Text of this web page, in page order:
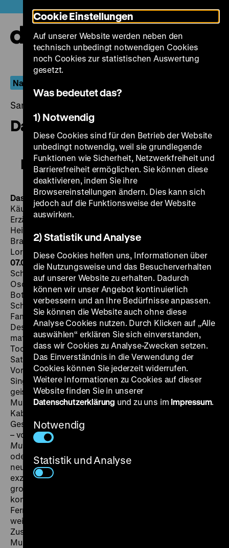
zum
Seiteninhalt
springen
Nachschlag Helmut Käutner
Samstag, 07. Juli 2018, 19.00 - 00.00 Uhr
Das Gespenst von Canterville
Das Gespenst von Canterville
Das Gespenst von CantervilleBRD 1964, R: Helmut
Käutner, B: Heinrich Sutermeister nach Oscar Wildes
ErzählungThe Canterville Ghost,
Heinrich Sutermeister, D: Barry McDaniel, Charles
Brauer, Benno Hoffmann, Lisa Otto, Doris Herbert,
Loren Driscoll, Helmut Käutner, 59‘· Digital SD SA
07.07. um 19 Uhr
Eine preisgekrönte TV-Oper des
Schweizer Komponisten Heinrich Sutermeister nach
Oscar Wildes klassischer Erzählung über eine US-
Botschafterfamilie, die ins ehrwürdige englische
Schloss einzieht und sich dort mit dem
Familiengespenst der Cantervilles konfrontiert sieht.
Dessen Spukversuche werden mit modern-
materialistischer Mentalität ausgehebelt, bis sich die
Tochter des traurigen Geistes erbarmt … Wildes von
Satire zu romantischem Ausklang übergehende
Vorlage ist wie geschaffen für Käutner, ebenso das
Singspiel-Konzept Sutermeisters, in dem sich witzige,
geistreiche Dialoge mit knapp gesetzten
Musikstücken abwechseln. Käutners schon in frühen
Kabarett-Zeiten etablierte Neigung zu
Gesangseinlagen prägte seine Kinokarriere nachhaltig
– von hervorragenden Frühwerken wie
Musik bis zu späten Großtaten wie
oder
Der Traum von Lieschen Müller
neue, originelle Wege, um Musik und Film zum
exzentrischen
großen britischen Kino-Duos Powell-Pressburger zu
kombinieren – was er in seiner zweiten Laufbahn im
Fernsehen in kleinen Perlen wie dieser konsequent
weiterverfolgte. (chh) Eine Veranstaltung in
Zusammenarbeit mit der Deutschen Kinemathek –
Museum für Film und Fernsehen
Cookie Einstellungen
Auf unserer Website werden neben den
technisch unbedingt notwendigen Cookies
noch Cookies zur statistischen Auswertung
gesetzt.
Was bedeutet das?
1) Notwendig
Diese Cookies sind für den Betrieb der Website
unbedingt notwendig, weil sie grundlegende
Funktionen wie Sicherheit, Netzwerkfreiheit und
Barrierefreiheit ermöglichen. Sie können diese
deaktivieren, indem Sie ihre
Browsereinstellungen ändern. Dies kann sich
jedoch auf die Funktionsweise der Website
auswirken.
2) Statistik und Analyse
Diese Cookies helfen uns, Informationen über
die Nutzungsweise und das Besucherverhalten
auf unserer Website zu erhalten. Dadurch
können wir unser Angebot kontinuierlich
verbessern und an Ihre Bedürfnisse anpassen.
Sie können die Website auch ohne diese
Analyse Cookies nutzen. Durch Klicken auf „Alle
auswählen“ erklären Sie sich einverstanden,
dass wir Cookies zu Analyse-Zwecken setzen.
Das Einverständnis in die Verwendung der
Cookies können Sie jederzeit widerrufen.
Weitere Informationen zu Cookies auf dieser
Website finden Sie in unserer
Datenschutzerklärung und zu uns im Impressum.
Notwendig
Statistik und Analyse